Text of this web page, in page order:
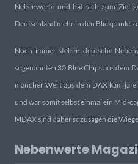
Nebenwerte und hat sich zum Ziel
Deutschland mehr in den Blickpunkt
Noch immer stehen deutsche
sogenannten 30 Blue Chips aus dem
mancher Wert aus dem DAX kam ja
und war somit selbst einmal ein Mid-
MDAX sind daher sozusagen die
Nebenwerte